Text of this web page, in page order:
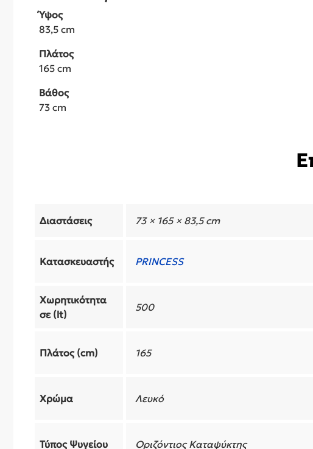
Ύψος
83,5 cm
Πλάτος
165 cm
Βάθος
73 cm
Διαστάσεις 73 × 165 × 83,5 cm
Κατασκευαστής PRINCESS
Χωρητικότητα
σε (lt)
500
Πλάτος (cm) 165
Χρώμα Λευκό
Τύπος Ψυγείου Οριζόντιος Καταψύκτης